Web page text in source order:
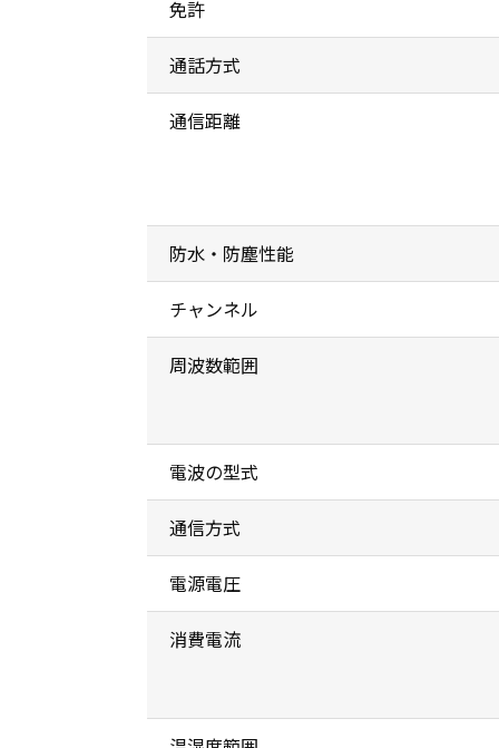
免許
通話方式
通信距離
防水・防塵性能
チャンネル
周波数範囲
電波の型式
通信方式
電源電圧
消費電流